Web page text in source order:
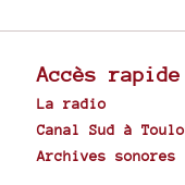
Accès rapide
La radio
Canal Sud à
Archives sonores